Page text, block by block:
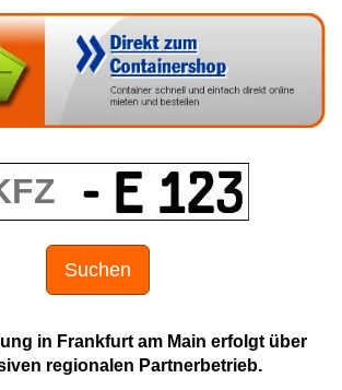
Suchen
in Frankfurt am Main erfolgt über
regionalen Partnerbetrieb.